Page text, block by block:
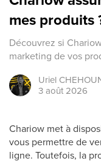
mes produits
Découvrez si
marketing de vos
Uriel
3 août 2026
Chariow met à
vous permettre de
ligne. Toutefois, la